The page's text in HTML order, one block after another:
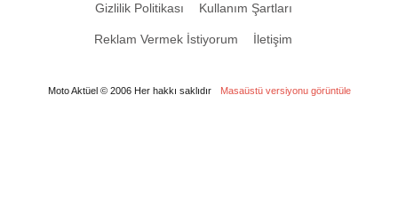
Gizlilik Politikası Kullanım Şartları
Reklam Vermek İstiyorum İletişim
Moto Aktüel © 2006 Her hakkı saklıdır Masaüstü versiyonu görüntüle